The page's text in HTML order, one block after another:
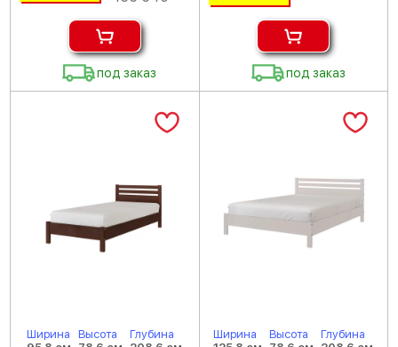
под заказ под заказ
Ширина
Высота
Глубина
Ширина
Высота
Глубина